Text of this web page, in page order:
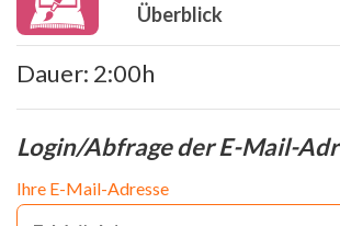
Überblick
Dauer: 2:00h
Login/Abfrage der E-Mail-
Ihre E-Mail-Adresse